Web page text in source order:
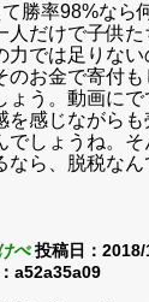
勝率98%なら
人だけで子供
力では足りな
のお金で寄付
ょう。動画に
を感じながら
でしょうね。
なら、脱税なん
ぺ 投稿日：
a52a35a09